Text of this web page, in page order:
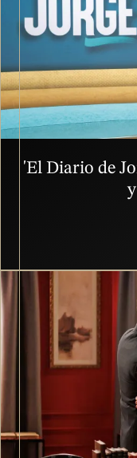
'El Diario de
Imagen